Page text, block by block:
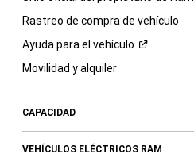
Rastreo de compra de vehículo
Ayuda para el vehículo
Movilidad y alquiler
CAPACIDAD
VEHÍCULOS ELÉCTRICOS RAM